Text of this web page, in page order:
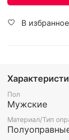
В избранное
Пол
Мужские
Материал/Тип